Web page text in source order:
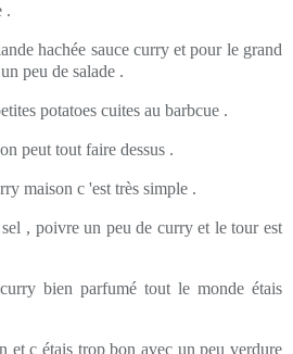
.
hachée sauce curry et pour le grand
peu de salade .
potatoes cuites au barbcue .
peut tout faire dessus .
maison c 'est très simple .
, poivre un peu de curry et le tour est
bien parfumé tout le monde étais
et c étais trop bon avec un peu verdure